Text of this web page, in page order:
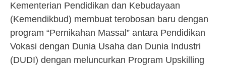
Kementerian Pendidikan dan Kebudayaan
(Kemendikbud) membuat terobosan baru dengan
program “Pernikahan Massal” antara Pendidikan
Vokasi dengan Dunia Usaha dan Dunia Industri
(DUDI) dengan meluncurkan Program Upskilling